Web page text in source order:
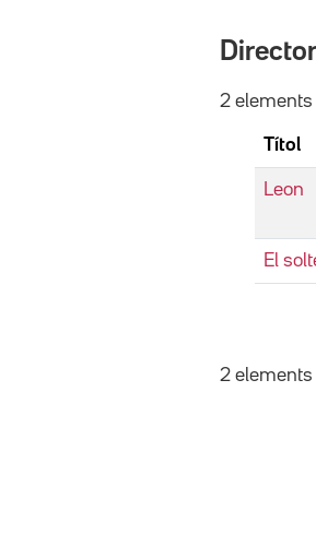
Director
2 elements
Títol
Leon
El
2 elements